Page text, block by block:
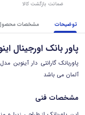
ضمانت بازگشت کالا
توضیحات مشخصات
پاور بانک اورجینال
آلمان می باشد
مشخصات فنی